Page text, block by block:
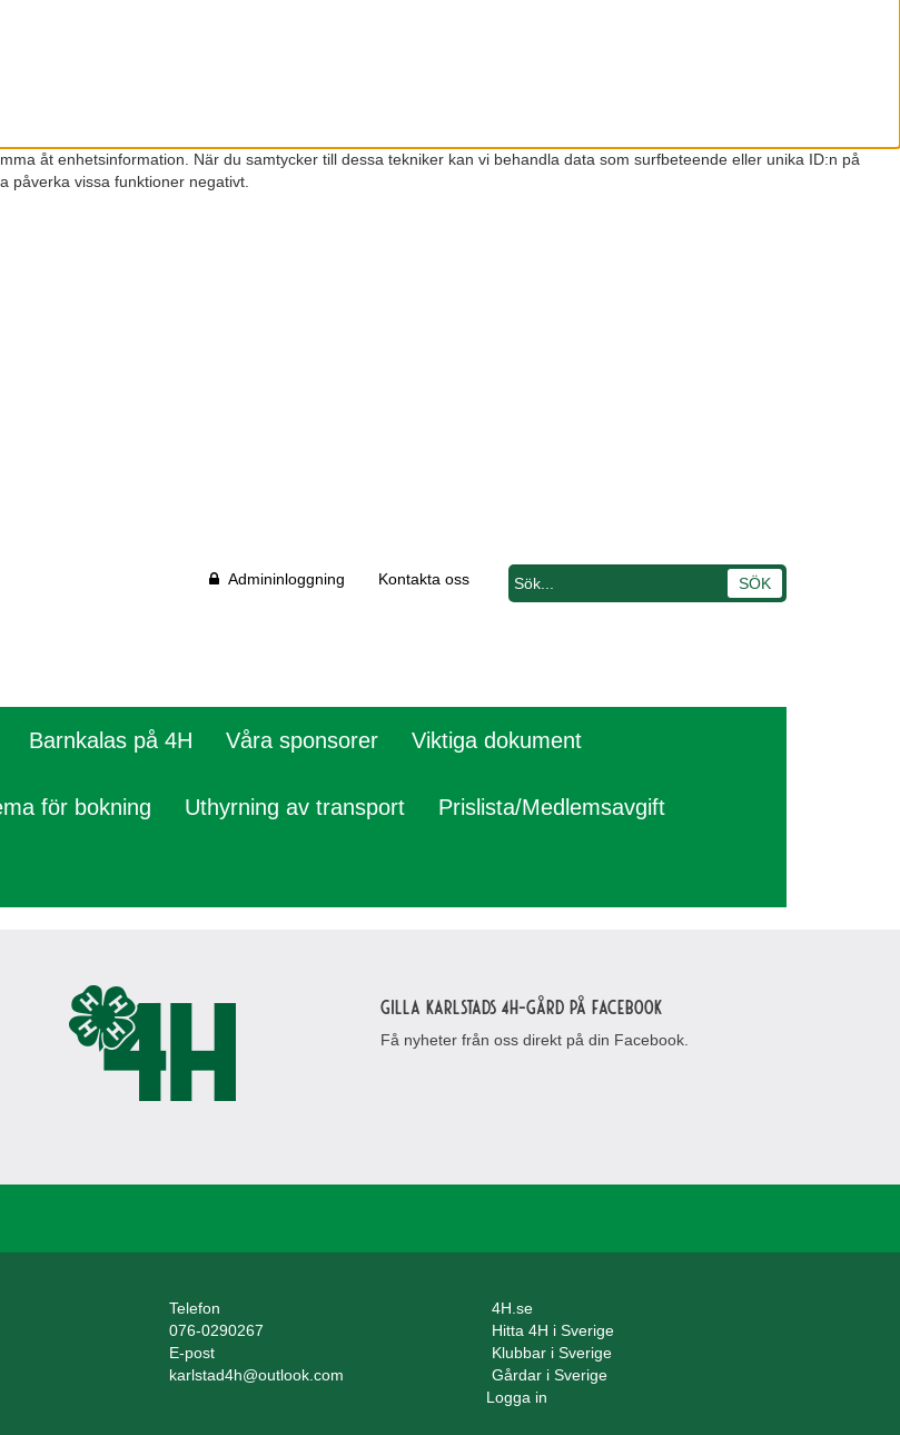
åt enhetsinformation. När du samtycker till dessa tekniker kan vi behandla data som surfbeteende eller unika ID:n på
påverka vissa funktioner negativt.
Admininloggning Kontakta oss
Barnkalas på 4H Våra sponsorer Viktiga dokument
för bokning Uthyrning av transport Prislista/Medlemsavgift
Gilla Karlstads 4H-gård på Facebook
Få nyheter från oss direkt på din Facebook.
Telefon
076-0290267
E-post
karlstad4h@outlook.com
4H.se
Hitta 4H i Sverige
Klubbar i Sverige
Gårdar i Sverige
Logga in